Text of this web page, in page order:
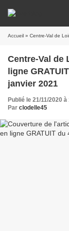
Accueil » Centre-Val de Loire
Centre-Val de
ligne
janvier 2021
Publié le 21/11/2020 à
Par clodelle45